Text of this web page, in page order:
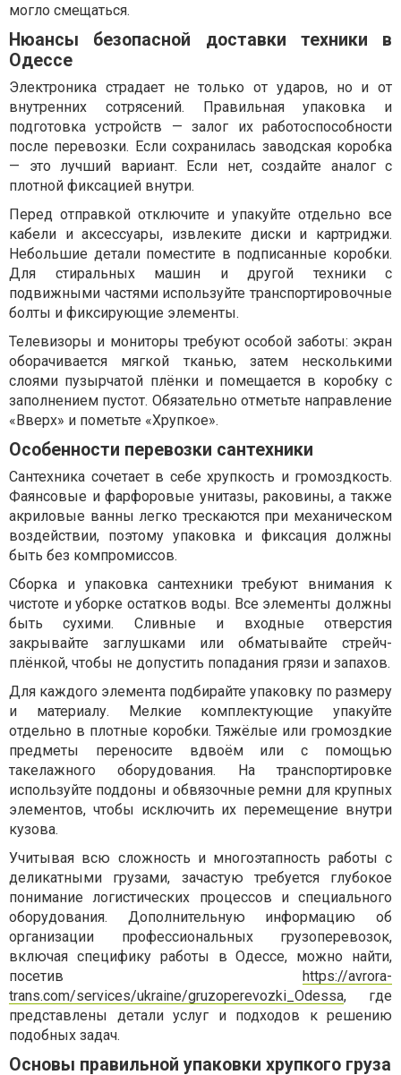
могло смещаться.
Нюансы безопасной доставки техники в
Одессе
Электроника страдает не только от ударов, но и от
внутренних сотрясений. Правильная упаковка и
подготовка устройств — залог их работоспособности
после перевозки. Если сохранилась заводская коробка
— это лучший вариант. Если нет, создайте аналог с
плотной фиксацией внутри.
Перед отправкой отключите и упакуйте отдельно все
кабели и аксессуары, извлеките диски и картриджи.
Небольшие детали поместите в подписанные коробки.
Для стиральных машин и другой техники с
подвижными частями используйте транспортировочные
болты и фиксирующие элементы.
Телевизоры и мониторы требуют особой заботы: экран
оборачивается мягкой тканью, затем несколькими
слоями пузырчатой плёнки и помещается в коробку с
заполнением пустот. Обязательно отметьте направление
«Вверх» и пометьте «Хрупкое».
Особенности перевозки сантехники
Сантехника сочетает в себе хрупкость и громоздкость.
Фаянсовые и фарфоровые унитазы, раковины, а также
акриловые ванны легко трескаются при механическом
воздействии, поэтому упаковка и фиксация должны
быть без компромиссов.
Сборка и упаковка сантехники требуют внимания к
чистоте и уборке остатков воды. Все элементы должны
быть сухими. Сливные и входные отверстия
закрывайте заглушками или обматывайте стрейч-
плёнкой, чтобы не допустить попадания грязи и запахов.
Для каждого элемента подбирайте упаковку по размеру
и материалу. Мелкие комплектующие упакуйте
отдельно в плотные коробки. Тяжёлые или громоздкие
предметы переносите вдвоём или с помощью
такелажного оборудования. На транспортировке
используйте поддоны и обвязочные ремни для крупных
элементов, чтобы исключить их перемещение внутри
кузова.
Учитывая всю сложность и многоэтапность работы с
деликатными грузами, зачастую требуется глубокое
понимание логистических процессов и специального
оборудования. Дополнительную информацию об
организации профессиональных грузоперевозок,
включая специфику работы в Одессе, можно найти,
посетив https://avrora-
trans.com/services/ukraine/gruzoperevozki_Odessa, где
представлены детали услуг и подходов к решению
подобных задач.
Основы правильной упаковки хрупкого груза